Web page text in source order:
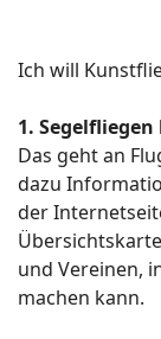
Ich will
1.
Das geht an
dazu
der
und Vereinen,
machen kann.